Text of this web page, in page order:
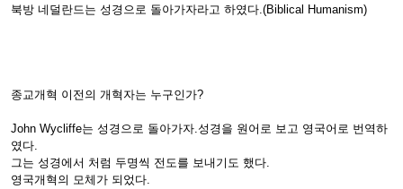
북방 네덜란드는 성경으로 돌아가자라고 하였다.(Biblical Humanism)
종교개혁 이전의 개혁자는 누구인가?
John Wycliffe는 성경으로 돌아가자.성경을 원어로 보고 영국어로 번역하
였다.
그는 성경에서 처럼 두명씩 전도를 보내기도 했다.
영국개혁의 모체가 되었다.